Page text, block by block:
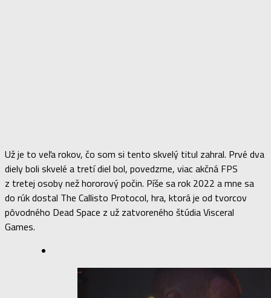
Už je to veľa rokov, čo som si tento skvelý titul zahral. Prvé dva
diely boli skvelé a tretí diel bol, povedzme, viac akčná FPS
z tretej osoby než hororový počin. Píše sa rok 2022 a mne sa
do rúk dostal The Callisto Protocol, hra, ktorá je od tvorcov
pôvodného Dead Space z už zatvoreného štúdia Visceral
Games.